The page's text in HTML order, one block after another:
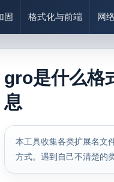
固 格式化与前端 网
gro是什么格
息
本工具收集各类扩展名文
方式。遇到自己不清楚的